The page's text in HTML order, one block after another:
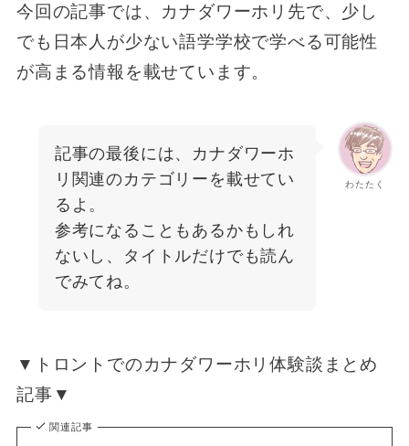
今回の記事では、カナダワーホリ先で、少し
でも日本人が少ない語学学校で学べる可能性
が高まる情報を載せています。
わたたく
記事の最後には、カナダワーホ
リ関連のカテゴリーを載せてい
るよ。
参考になることもあるかもしれ
ないし、タイトルだけでも読ん
でみてね。
▼トロントでのカナダワーホリ体験談まとめ
記事▼
関連記事